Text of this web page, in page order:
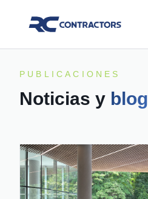
PUBLICACIONES
Noticias y blog